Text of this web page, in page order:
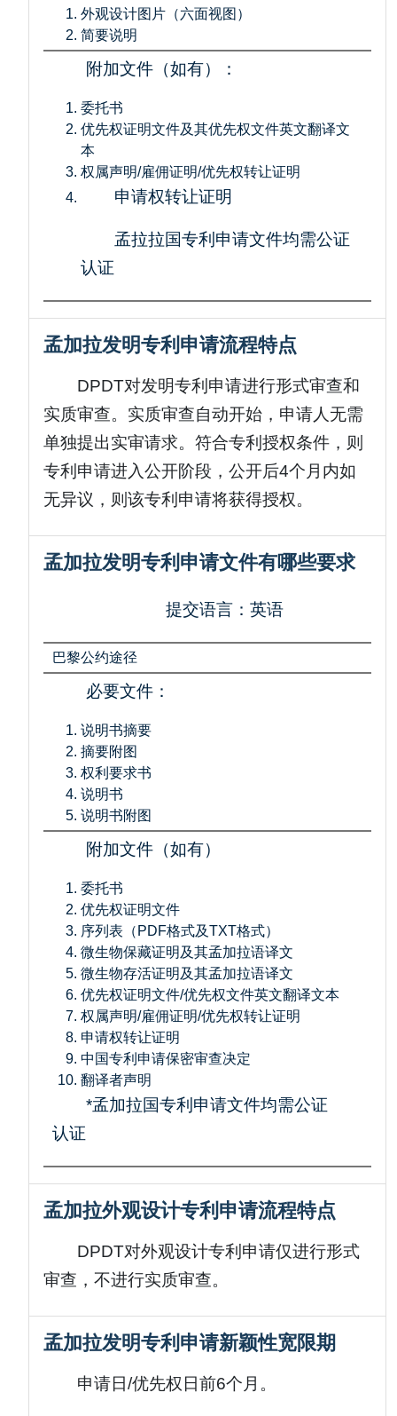
外观设计图片（六面视图）
简要说明
附加文件（如有）：
委托书
优先权证明文件及其优先权文件英文翻译文
本
权属声明/雇佣证明/优先权转让证明
申请权转让证明
孟拉拉国专利申请文件均需公证
认证
孟加拉发明专利申请流程特点
DPDT对发明专利申请进行形式审查和
实质审查。实质审查自动开始，申请人无需
单独提出实审请求。符合专利授权条件，则
专利申请进入公开阶段，公开后4个月内如
无异议，则该专利申请将获得授权。
孟加拉发明专利申请文件有哪些要求
提交语言：英语
巴黎公约途径
必要文件：
说明书摘要
摘要附图
权利要求书
说明书
说明书附图
附加文件（如有）
委托书
优先权证明文件
序列表（PDF格式及TXT格式）
微生物保藏证明及其孟加拉语译文
微生物存活证明及其孟加拉语译文
优先权证明文件/优先权文件英文翻译文本
权属声明/雇佣证明/优先权转让证明
申请权转让证明
中国专利申请保密审查决定
翻译者声明
*孟加拉国专利申请文件均需公证
认证
孟加拉外观设计专利申请流程特点
DPDT对外观设计专利申请仅进行形式
审查，不进行实质审查。
孟加拉发明专利申请新颖性宽限期
申请日/优先权日前6个月。